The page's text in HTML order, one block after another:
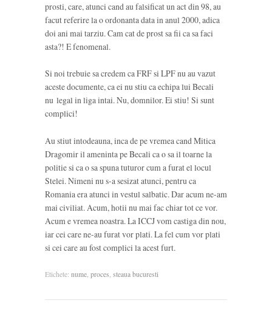
prosti, care, atunci cand au falsificat un act din 98, au
facut referire la o ordonanta data in anul 2000, adica
doi ani mai tarziu. Cam cat de prost sa fii ca sa faci
asta?! E fenomenal.
Si noi trebuie sa credem ca FRF si LPF nu au vazut
aceste documente, ca ei nu stiu ca echipa lui Becali
nu legal in liga intai. Nu, domnilor. Ei stiu! Si sunt
complici!
Au stiut intodeauna, inca de pe vremea cand Mitica
Dragomir il ameninta pe Becali ca o sa il toarne la
politie si ca o sa spuna tuturor cum a furat el locul
Stelei. Nimeni nu s-a sesizat atunci, pentru ca
Romania era atunci in vestul salbatic. Dar acum ne-am
mai civiliat. Acum, hotii nu mai fac chiar tot ce vor.
Acum e vremea noastra. La ICCJ vom castiga din nou,
iar cei care ne-au furat vor plati. La fel cum vor plati
si cei care au fost complici la acest furt.
Etichete: nume, proces, steaua bucuresti